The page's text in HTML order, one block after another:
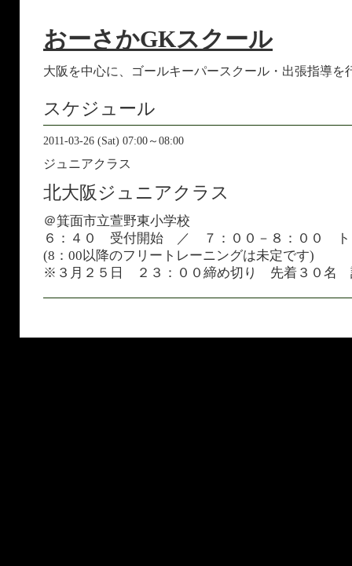
おーさかGKスクール
大阪を中心に、ゴールキーパースクール・出張指導を
スケジュール
2011-03-26 (Sat) 07:00～08:00
ジュニアクラス
北大阪ジュニアクラス
＠箕面市立萱野東小学校
６：４０ 受付開始 ／ ７：００－８：００
(8：00以降のフリートレーニングは未定です)
※３月２５日 ２３：００締め切り 先着３０名